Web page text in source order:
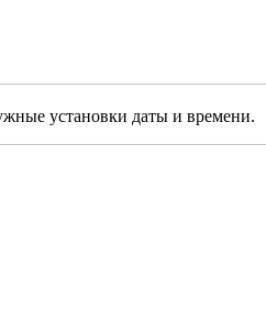
установки даты и времени.